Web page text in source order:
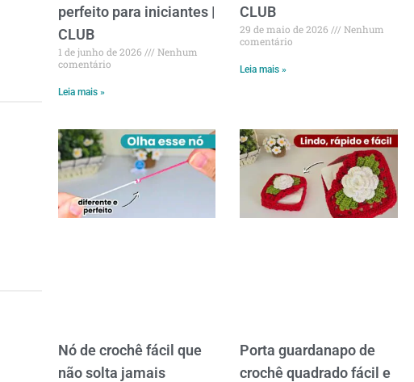
perfeito para iniciantes |
CLUB
1 de junho de 2026
Nenhum
comentário
Leia mais »
CLUB
29 de maio de 2026
Nenhum
comentário
Leia mais »
Nó de crochê fácil que
não solta jamais
Porta guardanapo de
crochê quadrado fácil e